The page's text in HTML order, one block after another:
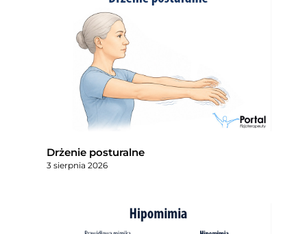
Drżenie posturalne
3 sierpnia 2026